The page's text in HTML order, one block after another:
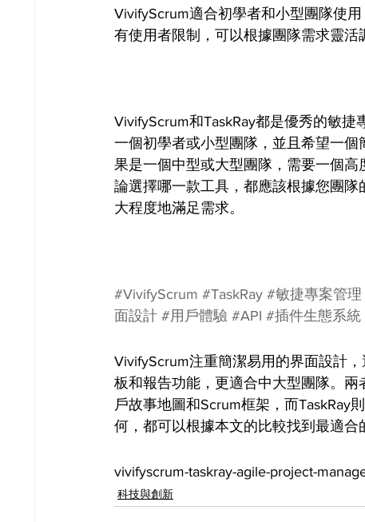
VivifyScrum適合初學者和小型團隊使
有使用者限制，可以根據團隊需求靈活
VivifyScrum和TaskRay都是優秀的敏
一個初學者或小型團隊，並且希望一
果是一個中型或大型團隊，需要一個高
論選擇哪一款工具，都應該根據您團
大程度地滿足需求。
#VivifyScrum #TaskRay #敏捷專案管理
面設計 #用戶體驗 #API #插件生態系統
VivifyScrum注重簡潔易用的界面設計
板和報告功能，更適合中大型團隊。
戶故事地圖和Scrum框架，而TaskRay
何，都可以根據本文的比較找到最適合
vivifyscrum-taskray-agile-project-
科技與創新